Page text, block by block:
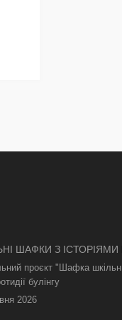
ШАФКИ З
проєкт "Шафка
булінгу
2026